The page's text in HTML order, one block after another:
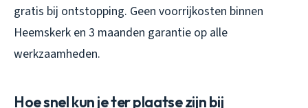
gratis bij ontstopping. Geen voorrijkosten binnen
Heemskerk en 3 maanden garantie op alle
werkzaamheden.
Hoe snel kun je ter plaatse zijn bij